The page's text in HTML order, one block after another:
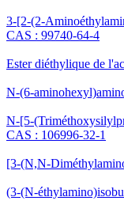
3-[2-(2-
CAS : 99740-64-4
Ester diéthylique de
N-(6-
N-[5-
CAS : 106996-32-1
[3-(N,N-
(3-(N-